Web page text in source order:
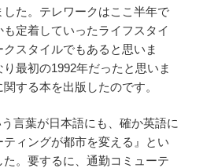
た。テレワークはここ半年で
定着していったライフスタイ
スタイルでもあると思いま
最初の1992年だったと思いま
する本を出版したのです。
言葉が日本語にも、確か英語に
ィングが都市を変える』とい
。要するに、通勤コミューテ